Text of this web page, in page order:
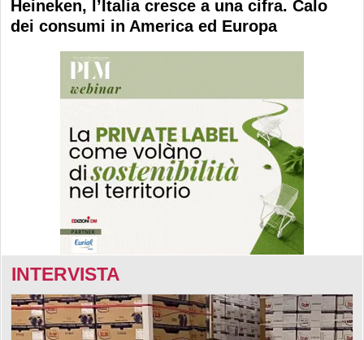
Heineken, l’Italia cresce a una cifra. Calo
dei consumi in America ed Europa
INTERVISTA